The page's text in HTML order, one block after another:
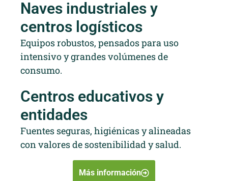
Naves industriales y
centros logísticos
Equipos robustos, pensados para uso
intensivo y grandes volúmenes de
consumo.
Centros educativos y
entidades
Fuentes seguras, higiénicas y alineadas
con valores de sostenibilidad y salud.
Más información